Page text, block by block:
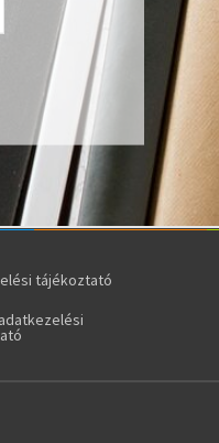
tájékoztató